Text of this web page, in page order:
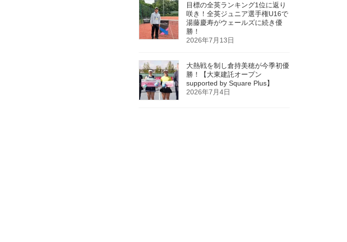
目標の全英ランキング1位に返り
咲き！全英ジュニア選手権U16で
湯藤慶寿がウェールズに続き優
勝！
2026年7月13日
大熱戦を制し倉持美穂が今季初優
勝！【大東建託オープン
supported by Square Plus】
2026年7月4日